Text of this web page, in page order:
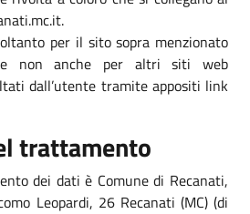
per il sito sopra menzionato
non anche per altri siti web
dall’utente tramite appositi link
trattamento
dei dati è Comune di Recanati,
Leopardi, 26 Recanati (MC) (di